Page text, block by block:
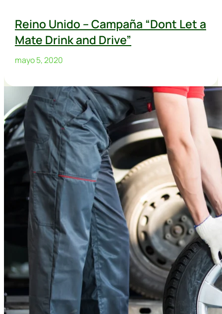
Reino Unido – Campaña “Dont Let a
Mate Drink and Drive”
mayo 5, 2020